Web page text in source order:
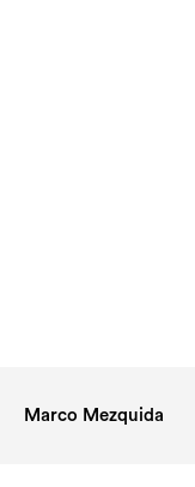
Marco Mezquida